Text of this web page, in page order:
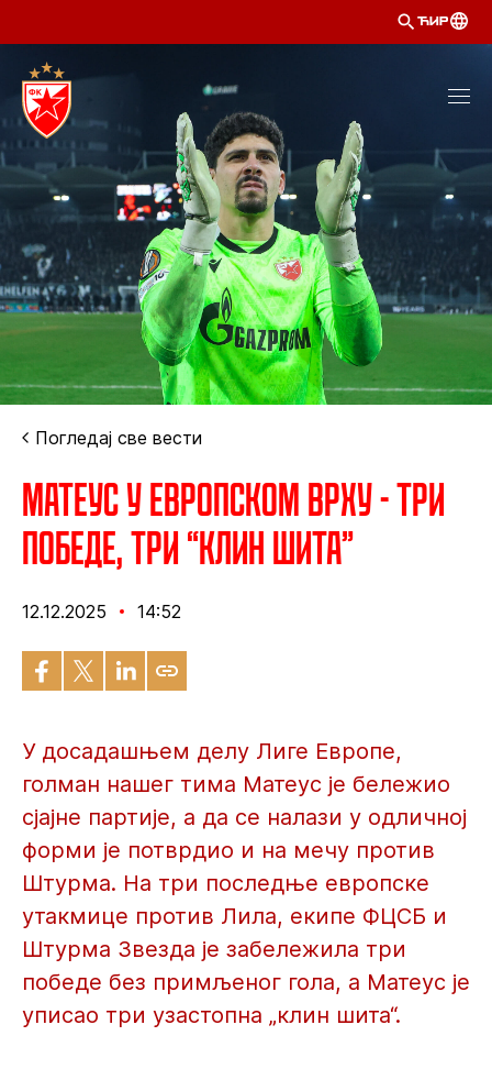
ЋИР
Погледај све вести
Матеус у европском врху - три
победе, три “клин шита”
12.12.2025 14:52
У досадашњем делу Лиге Европе,
голман нашег тима Матеус је бележио
сјајне партије, а да се налази у одличној
форми је потврдио и на мечу против
Штурма. На три последње европске
утакмице против Лила, екипе ФЦСБ и
Штурма Звезда је забележила три
победе без примљеног гола, а Матеус је
уписао три узастопна „клин шита“.